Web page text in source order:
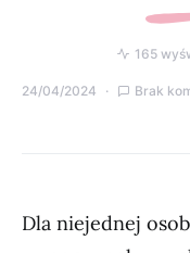
165
24/04/2024 Brak
Dla niejednej